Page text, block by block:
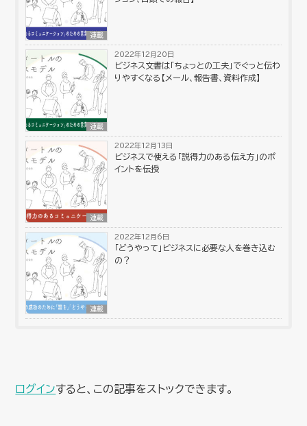
連載
連載
2022年12月20日
ビジネス文書は「ちょっとの工夫」でぐっと伝わ
りやすくなる【メール、報告書、資料作成】
連載
2022年12月13日
ビジネスで使える「説得力のある伝え方」のポ
イントを伝授
連載
2022年12月6日
「どうやって」ビジネスに必要な人を巻き込む
の？
ログインすると、この記事をストックできます。